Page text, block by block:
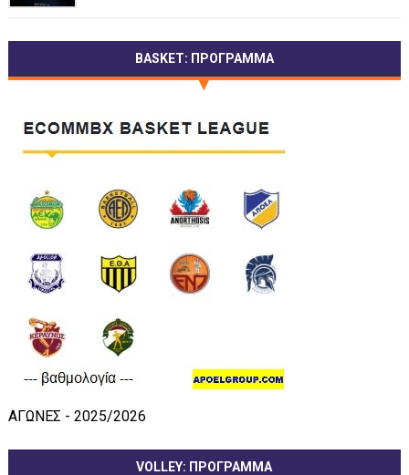
BASKET: ΠΡΟΓΡΑΜΜΑ
ΑΓΩΝΕΣ - 2025/2026
VOLLEY: ΠΡΟΓΡΑΜΜΑ